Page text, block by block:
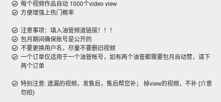
每个视频作品自动 1000个video view
方便增强上热门概率
注意事项：填入油管频道链接！！！
包月期间确保账号是公开的
不要更换用户名，尽量不要删旧视频
一个订单仅适用于一个油管帐号，如有两个油管都需要包月自动赞，请下
两个订单
特别注意: 遗漏的视频，发售后，售后帮您补； 掉view的视频，不补 (介意
勿拍)